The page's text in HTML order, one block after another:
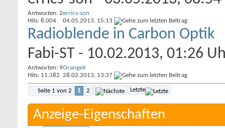
Antworten: 2
Hits: 8.004
errics-son
04.05.2013, 15:13
Radioblende in Carbon Optik
Fabi-ST - 10.02.2013, 01:26
Antworten: 9
Hits: 11.382
OrangeX
28.02.2013, 13:37
Seite 1 von 2 1 2 Letzte
Anzeige-Eigenschaften